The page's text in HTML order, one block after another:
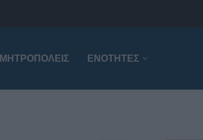
ΜΗΤΡΟΠΌΛΕΙΣ ΕΝΟΤΗΤΕΣ